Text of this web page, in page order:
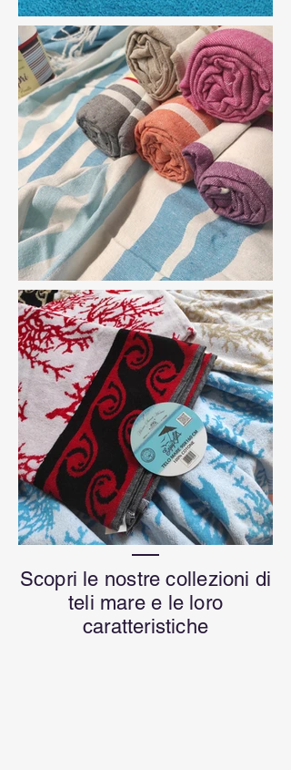
Scopri le nostre collezioni di
teli mare e le loro
caratteristiche